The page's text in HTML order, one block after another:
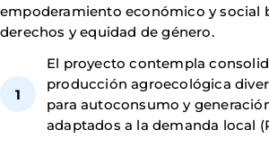
empoderamiento económico y social
derechos y equidad de género.
El proyecto contempla
producción agroecológica
para autoconsumo y
adaptados a la demanda local